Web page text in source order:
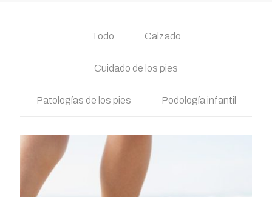
Todo Calzado
Cuidado de los pies
Patologías de los pies Podología infantil